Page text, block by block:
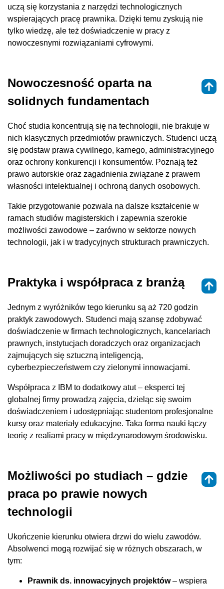
uczą się korzystania z narzędzi technologicznych
wspierających pracę prawnika. Dzięki temu zyskują nie
tylko wiedzę, ale też doświadczenie w pracy z
nowoczesnymi rozwiązaniami cyfrowymi.
Nowoczesność oparta na
solidnych fundamentach
Choć studia koncentrują się na technologii, nie brakuje w
nich klasycznych przedmiotów prawniczych. Studenci uczą
się podstaw prawa cywilnego, karnego, administracyjnego
oraz ochrony konkurencji i konsumentów. Poznają też
prawo autorskie oraz zagadnienia związane z prawem
własności intelektualnej i ochroną danych osobowych.
Takie przygotowanie pozwala na dalsze kształcenie w
ramach studiów magisterskich i zapewnia szerokie
możliwości zawodowe – zarówno w sektorze nowych
technologii, jak i w tradycyjnych strukturach prawniczych.
Praktyka i współpraca z branżą
Jednym z wyróżników tego kierunku są aż 720 godzin
praktyk zawodowych. Studenci mają szansę zdobywać
doświadczenie w firmach technologicznych, kancelariach
prawnych, instytucjach doradczych oraz organizacjach
zajmujących się sztuczną inteligencją,
cyberbezpieczeństwem czy zielonymi innowacjami.
Współpraca z IBM to dodatkowy atut – eksperci tej
globalnej firmy prowadzą zajęcia, dzieląc się swoim
doświadczeniem i udostępniając studentom profesjonalne
kursy oraz materiały edukacyjne. Taka forma nauki łączy
teorię z realiami pracy w międzynarodowym środowisku.
Możliwości po studiach – gdzie
praca po prawie nowych
technologii
Ukończenie kierunku otwiera drzwi do wielu zawodów.
Absolwenci mogą rozwijać się w różnych obszarach, w
tym:
Prawnik ds. innowacyjnych projektów– wspiera